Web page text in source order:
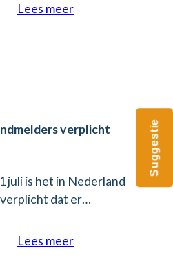
Lees meer
verplicht
juli is het in Nederland
verplicht dat er…
Lees meer
Suggestie